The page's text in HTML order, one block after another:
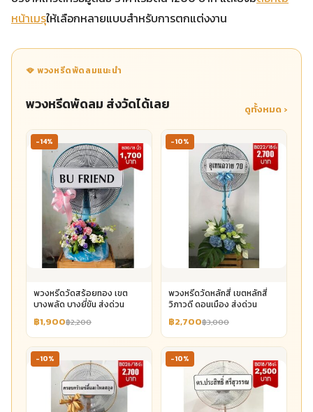
หน้าเมรุให้เลือกหลายแบบสำหรับการตกแต่งงาน
🪭 พวงหรีดพัดลมแนะนำ
พวงหรีดพัดลม ส่งวัดได้เลย ดูทั้งหมด ›
-14%
พวงหรีดวัดสร้อยทอง เขต
บางพลัด บางยี่ขัน ส่งด่วน
฿1,900฿2,200
-10%
พวงหรีดวัดหลักสี่ เขตหลักสี่
วิภาวดี ดอนเมือง ส่งด่วน
฿2,700฿3,000
-10% -10%